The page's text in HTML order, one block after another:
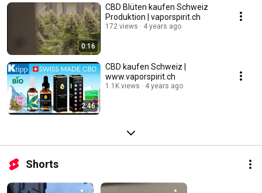
0:16
CBD Blüten kaufen Schweiz
Produktion | vaporspirit.ch
172 views 4 years ago
2:46
CBD kaufen Schweiz |
www.vaporspirit.ch
1.1K views 4 years ago
Shorts